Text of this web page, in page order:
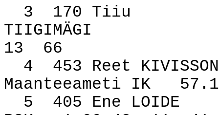
3
170 Tiiu
TIIGIMÄGI
13
66
4
453 Reet KIVISSON
Maanteeameti IK
5
405 Ene LOIDE